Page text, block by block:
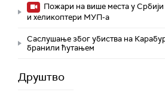
Пожари на више места у
и хеликоптери МУП-а
Саслушање због убиства на
бранили ћутањем
Друштво